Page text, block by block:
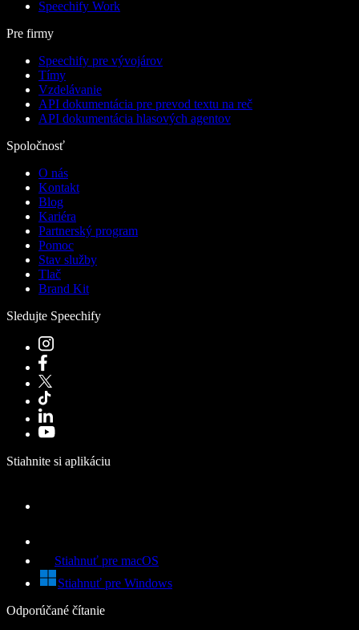
Speechify Work
Pre firmy
Speechify pre vývojárov
Tímy
Vzdelávanie
API dokumentácia pre prevod textu na reč
API dokumentácia hlasových agentov
Spoločnosť
O nás
Kontakt
Blog
Kariéra
Partnerský program
Pomoc
Stav služby
Tlač
Brand Kit
Sledujte Speechify
Stiahnite si aplikáciu
Stiahnuť pre macOS
Stiahnuť pre Windows
Odporúčané čítanie